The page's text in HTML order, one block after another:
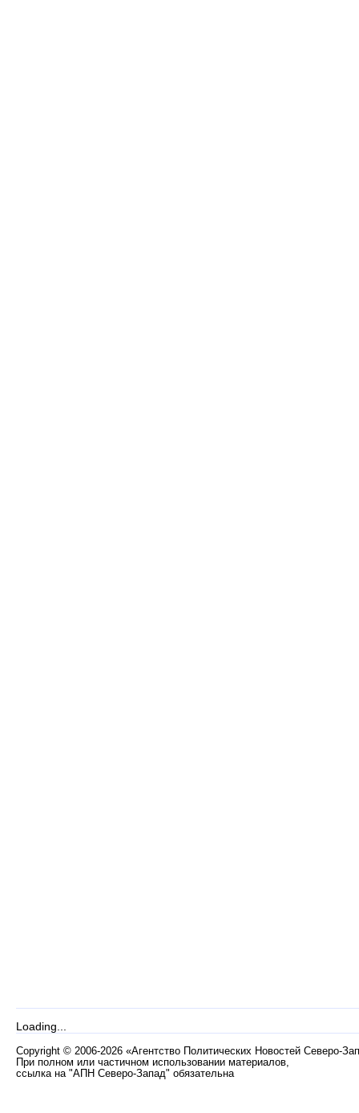
Loading...
Copyright © 2006-2026 «Агентство Политических Новостей Северо-
При полном или частичном использовании материалов,
ссылка на "АПН Северо-Запад" обязательна